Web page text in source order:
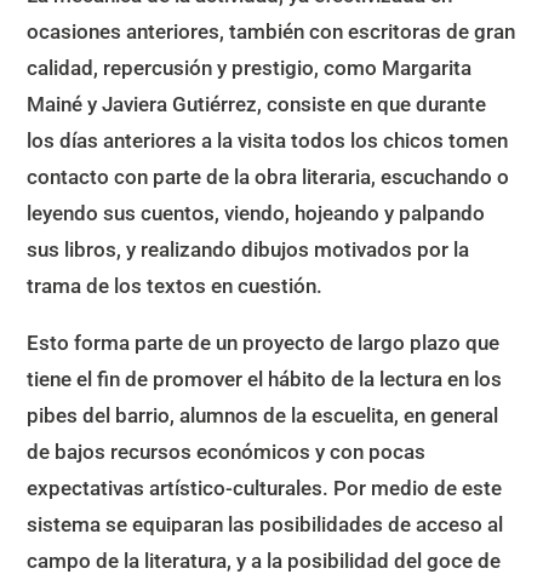
ocasiones anteriores, también con escritoras de gran
calidad, repercusión y prestigio, como Margarita
Mainé y Javiera Gutiérrez, consiste en que durante
los días anteriores a la visita todos los chicos tomen
contacto con parte de la obra literaria, escuchando o
leyendo sus cuentos, viendo, hojeando y palpando
sus libros, y realizando dibujos motivados por la
trama de los textos en cuestión.
Esto forma parte de un proyecto de largo plazo que
tiene el fin de promover el hábito de la lectura en los
pibes del barrio, alumnos de la escuelita, en general
de bajos recursos económicos y con pocas
expectativas artístico-culturales. Por medio de este
sistema se equiparan las posibilidades de acceso al
campo de la literatura, y a la posibilidad del goce de